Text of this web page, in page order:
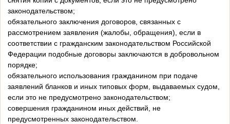
законодательством;
обязательного заключения договоров, связанных с
рассмотрением заявления (жалобы, обращения), если в
соответствии с гражданским законодательством Российской
Федерации подобные договоры заключаются в добровольном
порядке;
обязательного использования гражданином при подаче
заявлений бланков и иных типовых форм, выдаваемых судом,
если это не предусмотрено законодательством;
совершения гражданином иных действий, не
предусмотренных законодательством.